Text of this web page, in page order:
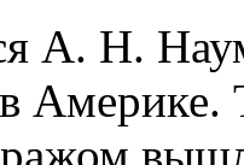
А. Н.
Америке.